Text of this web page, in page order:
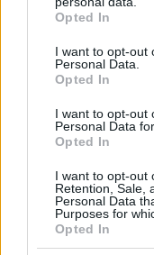
grant or deny
use your data for
consent section.
Opted In
I want to opt-out
Personal Data.
Opted In
I want to opt-out
Personal Data
Opted In
I want to opt-out
Retention, Sale,
Personal Data
Purposes for
Opted In
Συνελήφθη στη
Mafia, κατηγορείται
εκτέλεση με 97
Ζαμπούνη
07.08.2026, 10:33
Οργή στο Περού για
σεξουαλικής
26χρονη
θα το ξεπεράσεις»
μπάντα της